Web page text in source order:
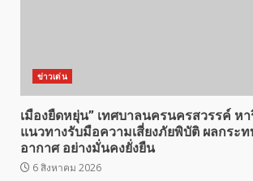
ข่าวเด่น
เมืองยืดหยุ่น” เทศบาลนครนครสวรรค์ ห
แนวทางรับมือความเสี่ยงภัยพิบัติ ผลกระ
อากาศ อย่างมั่นคงยั่งยืน
6 สิงหาคม 2026